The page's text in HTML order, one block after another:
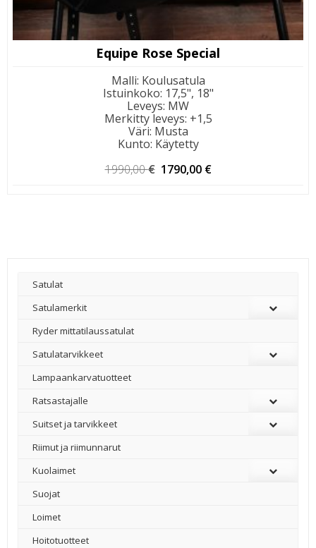
Equipe Rose Special
Malli: Koulusatula
Istuinkoko: 17,5", 18"
Leveys: MW
Merkitty leveys: +1,5
Väri: Musta
Kunto: Käytetty
1990,00€ Alkuperäinen
1790,00 €
Satulat
Satulamerkit
Ryder mittatilaussatulat
Satulatarvikkeet
–
Lampaankarvatuotteet
Ratsastajalle
Suitset ja tarvikkeet
Riimut ja riimunnarut
Kuolaimet
Suojat
Loimet
Hoitotuotteet